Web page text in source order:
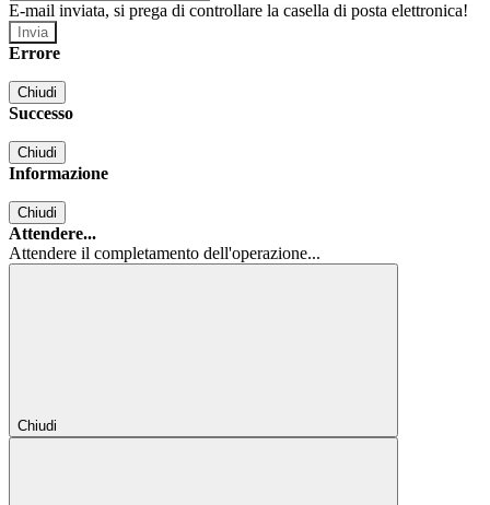
E-mail inviata, si prega di controllare la casella di posta elettronica!
Errore
Chiudi
Successo
Chiudi
Informazione
Chiudi
Attendere...
Attendere il completamento dell'operazione...
Chiudi